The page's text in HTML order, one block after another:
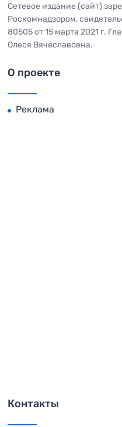
Сетевое издание (сайт)
Роскомнадзором,
80505 от 15 марта 2021 г.
Олеся Вячеславовна.
О проекте
Реклама
Контакты